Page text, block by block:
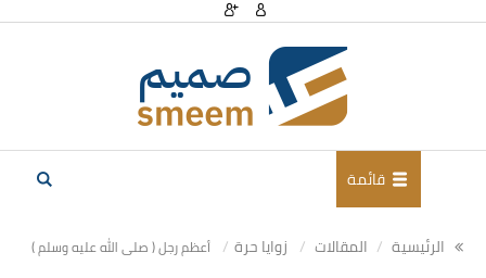
قائمة
الرئيسية المقالات زوايا حرة أعظم رجل ( صلى الله عليه وسلم )